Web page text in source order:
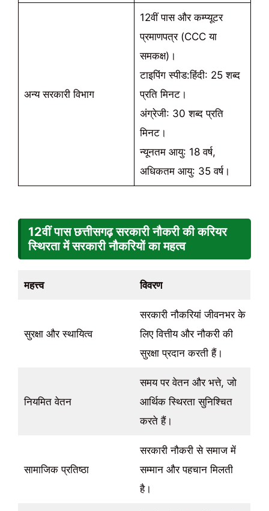
अन्य सरकारी विभाग
12वीं पास और कम्प्यूटर
प्रमाणपत्र (CCC या
समकक्ष)।
टाइपिंग स्पीड:हिंदी: 25 शब्द
प्रति मिनट।
अंग्रेजी: 30 शब्द प्रति
मिनट।
न्यूनतम आयु: 18 वर्ष,
अधिकतम आयु: 35 वर्ष।
12वीं पास छत्तीसगढ़ सरकारी नौकरीकी करियर
स्थिरता में सरकारी नौकरियों का महत्व
महत्त्व विवरण
सुरक्षा और स्थायित्व
सरकारी नौकरियां जीवनभर के
लिए वित्तीय और नौकरी की
सुरक्षा प्रदान करती हैं।
नियमित वेतन
समय पर वेतन और भत्ते, जो
आर्थिक स्थिरता सुनिश्चित
करते हैं।
सामाजिक प्रतिष्ठा
सरकारी नौकरी से समाज में
सम्मान और पहचान मिलती
है।